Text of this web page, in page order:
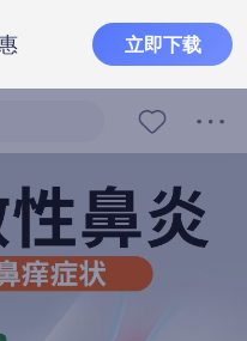
立即下载